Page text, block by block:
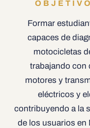
Formar
capaces de
motocicletas
trabajando
motores y
eléctricos y
contribuyendo a la
de los usuarios en